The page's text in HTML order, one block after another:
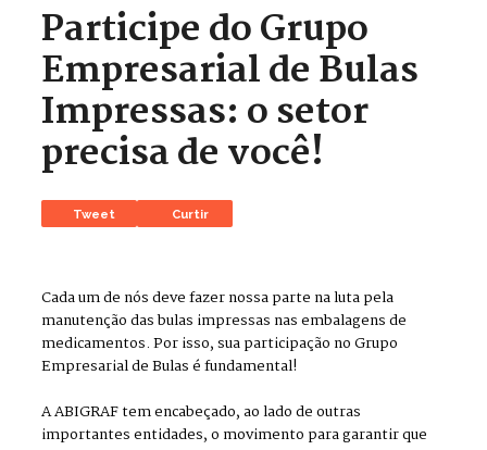
Participe do Grupo
Empresarial de Bulas
Impressas: o setor
precisa de você!
Tweet Curtir
Cada um de nós deve fazer nossa parte na luta pela
manutenção das bulas impressas nas embalagens de
medicamentos. Por isso, sua participação no Grupo
Empresarial de Bulas é fundamental!
A ABIGRAF tem encabeçado, ao lado de outras
importantes entidades, o movimento para garantir que